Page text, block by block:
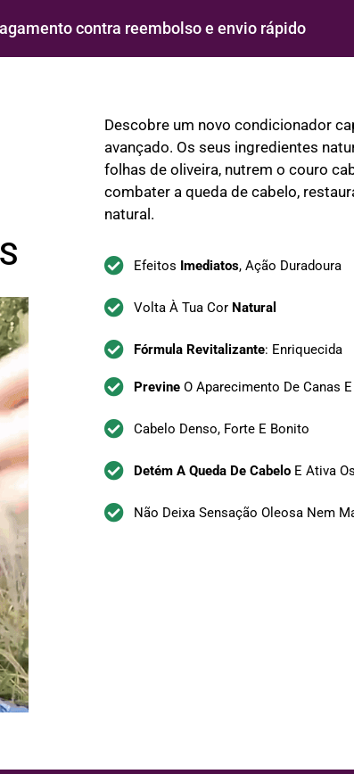
contra reembolso e envio rápido
Descobre um novo condicionador
avançado. Os seus ingredientes
folhas de oliveira, nutrem o couro
combater a queda de cabelo,
natural.
Efeitos Imediatos, Ação Duradoura
Volta À Tua Cor Natural
Fórmula Revitalizante: Enriquecida
PrevineO Aparecimento De Canas
Cabelo Denso, Forte E Bonito
Detém A Queda De CabeloE Ativa
Não Deixa Sensação Oleosa Nem